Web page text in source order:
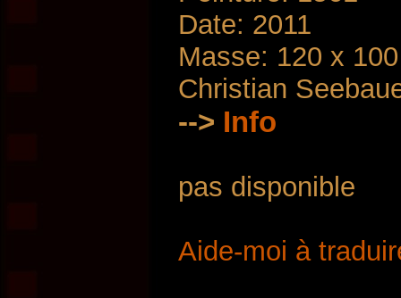
Date: 2011
Masse: 120 x
Christian
--> Info
pas disponible
Aide-moi à